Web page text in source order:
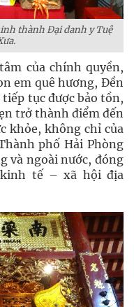
thành Đại danh y Tuệ
của chính quyền,
em quê hương, Đền
tiếp tục được bảo tồn,
trở thành điểm đến
khỏe, không chỉ của
phố Hải Phòng
và ngoài nước, đóng
tế – xã hội địa